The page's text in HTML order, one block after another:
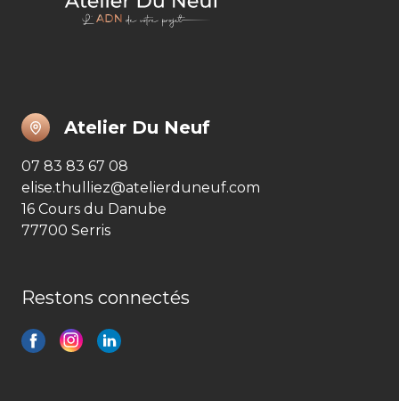
Atelier Du Neuf
07 83 83 67 08
elise.thulliez@atelierduneuf.com
16 Cours du Danube
77700 Serris
Restons connectés